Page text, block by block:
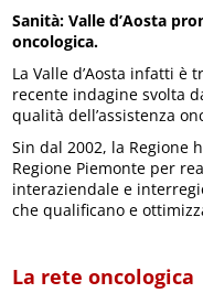
Sanità: Valle d’Aosta
oncologica.
La Valle d’Aosta infatti è
recente indagine svolta
qualità dell’assistenza
Sin dal 2002, la Regione
Regione Piemonte per
interaziendale e
che qualificano e
La rete oncologica